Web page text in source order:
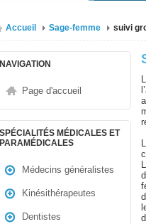
Accueil Sage-femme suivi
NAVIGATION
Page d'accueil
SPÉCIALITÉS MÉDICALES ET
PARAMÉDICALES
Médecins généralistes
Kinésithérapeutes
Dentistes